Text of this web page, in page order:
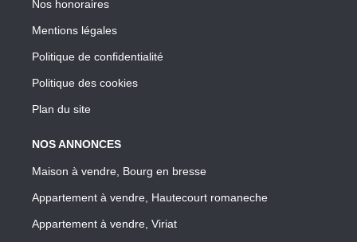
Nos honoraires
Mentions légales
Politique de confidentialité
Politique des cookies
Plan du site
NOS ANNONCES
Maison à vendre, Bourg en bresse
Appartement à vendre, Hautecourt romaneche
Appartement à vendre, Viriat